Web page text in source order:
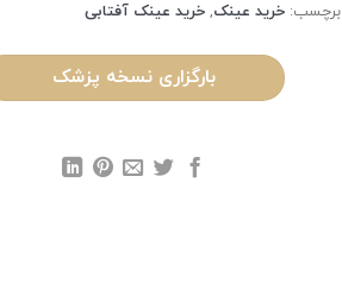
برچسب: خرید عینک, خرید عینک آفتابی
بارگزاری نسخه پزشک